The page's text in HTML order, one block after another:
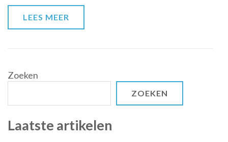
LEES MEER
Zoeken
ZOEKEN
Laatste artikelen